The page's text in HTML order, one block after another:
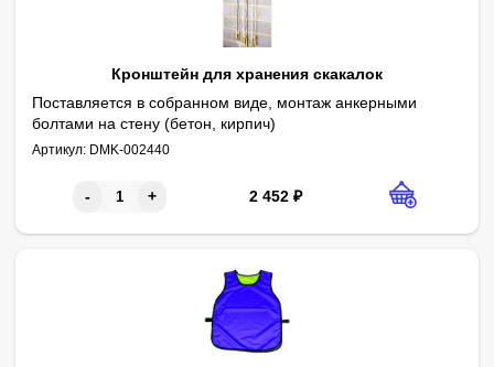
Кронштейн для хранения скакалок
Поставляется в собранном виде, монтаж анкерными
болтами на стену (бетон, кирпич)
Параметры:
Длина - 700 мм
Артикул: DMK-002440
- + 2 452 ₽